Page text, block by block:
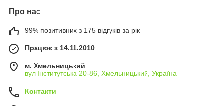
Про нас
99% позитивних з 175 відгуків за рік
Працює з 14.11.2010
м. Хмельницький
вул Інститутська 20-86, Хмельницький, Україна
Контакти